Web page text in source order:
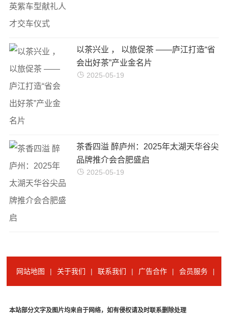
以茶兴业 ， 以旅促茶 ——庐江打造“省
会出好茶”产业金名片
2025-05-19
茶香四溢 醉庐州：2025年太湖天华谷尖
品牌推介会合肥盛启
2025-05-19
网站地图 | 关于我们 | 联系我们 | 广告合作 | 会员服务 |
本站部分文字及图片均来自于网络，如有侵权请及时联系删除处理